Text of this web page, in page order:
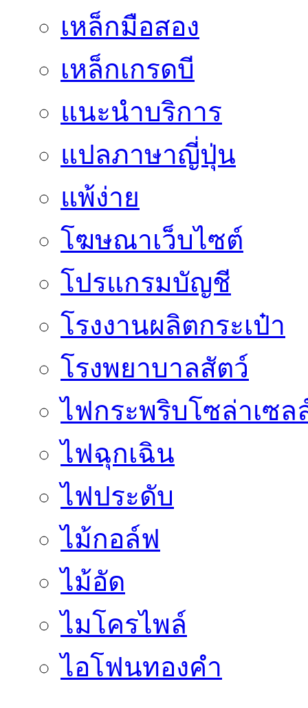
เหล็กมือสอง
เหล็กเกรดบี
แนะนำบริการ
แปลภาษาญี่ปุ่น
แพ้ง่าย
โฆษณาเว็บไซต์
โปรแกรมบัญชี
โรงงานผลิตกระเป๋า
โรงพยาบาลสัตว์
ไฟกระพริบโซล่าเซล
ไฟฉุกเฉิน
ไฟประดับ
ไม้กอล์ฟ
ไม้อัด
ไมโครไพล์
ไอโฟนทองคำ